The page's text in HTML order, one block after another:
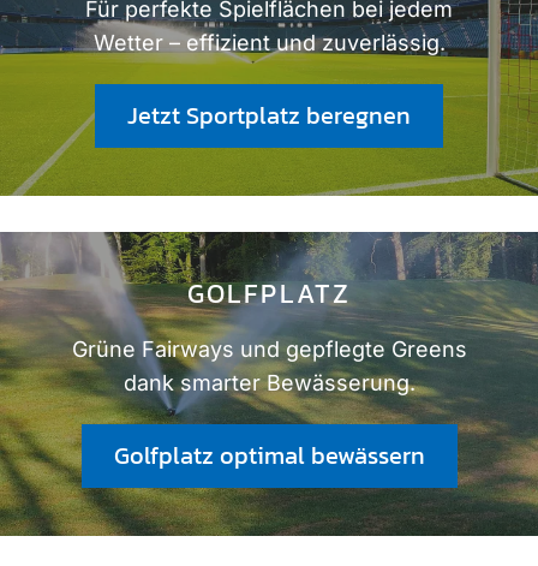
Für perfekte Spielflächen bei jedem
Wetter – effizient und zuverlässig.
Jetzt Sportplatz beregnen
GOLFPLATZ
Grüne Fairways und gepflegte Greens
dank smarter Bewässerung.
Golfplatz optimal bewässern